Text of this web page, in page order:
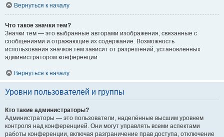
Вернуться к началу
Что такое значки тем?
Значки тем — это выбранные авторами изображения, связанные с
сообщениями и отражающие их содержание. Возможность
использования значков тем зависит от разрешений, установленных
администратором конференции.
Вернуться к началу
Уровни пользователей и группы
Кто такие администраторы?
Администраторы — это пользователи, наделённые высшим уровнем
контроля над конференцией. Они могут управлять всеми аспектами
работы конференции, включая разграничение прав доступа, отключение